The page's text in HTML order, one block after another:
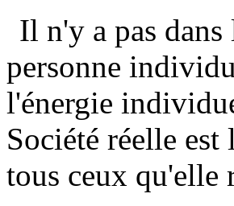
Il n'y a pas
personne
l'énergie
Société réelle est
tous ceux qu'elle